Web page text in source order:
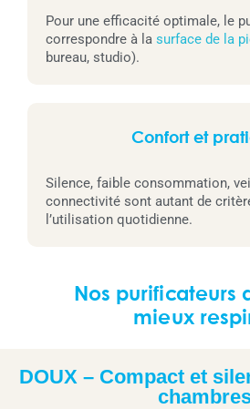
Pour une efficacité optimale, le
correspondre à la surface de la
bureau, studio).
Confort et
Silence, faible consommation,
connectivité sont autant de
l’utilisation quotidienne.
Nos purificateurs
mieux
DOUX – Compact et